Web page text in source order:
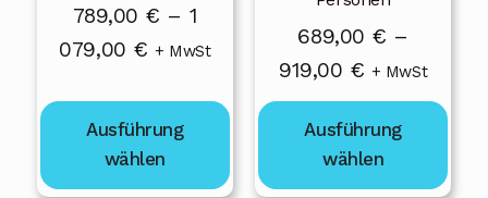
789,00 € – 1
079,00 €Preisspanne:
1
079,00 €
+ MwSt
Ausführung
wählen
der
gewählt
werden
689,00 € –
919,00 €Preisspanne:
689,00 €
bis
919,00 €
+ MwSt
Ausführung
wählen
Produktseite
gewählt
werden